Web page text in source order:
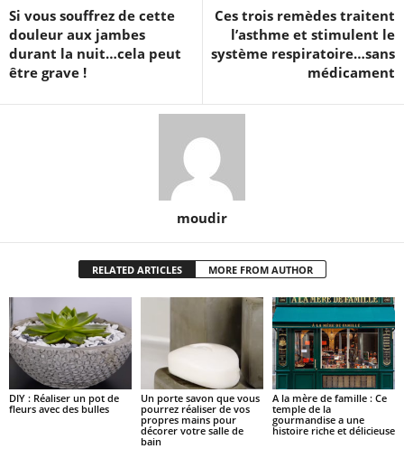
Si vous souffrez de cette
douleur aux jambes
durant la nuit…cela peut
être grave !
Ces trois remèdes traitent
l’asthme et stimulent le
système respiratoire…sans
médicament
moudir
RELATED ARTICLES MORE FROM AUTHOR
DIY : Réaliser un pot de
fleurs avec des bulles
Un porte savon que vous
pourrez réaliser de vos
propres mains pour
décorer votre salle de
bain
A la mère de famille : Ce
temple de la
gourmandise a une
histoire riche et délicieuse